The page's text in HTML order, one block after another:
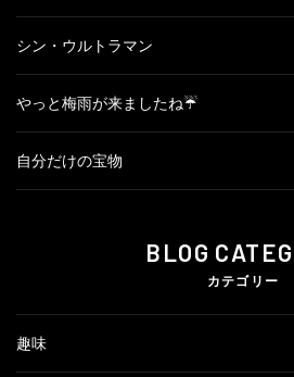
シン・ウルトラマン
やっと梅雨が来ましたね☔
自分だけの宝物
BLOG
カテゴリー
趣味